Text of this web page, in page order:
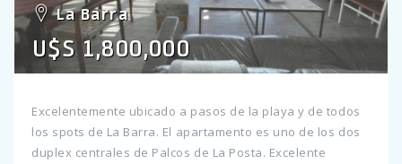
La Barra
U$S 1,800,000
Excelentemente ubicado a pasos de la playa y de todos
los spots de La Barra. El apartamento es uno de los dos
duplex centrales de Palcos de La Posta. Excelente